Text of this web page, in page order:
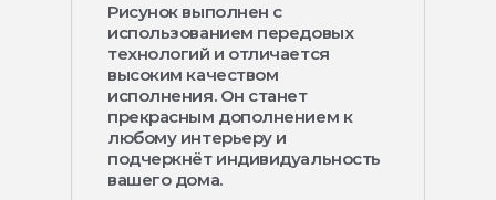
Рисунок выполнен с
использованием передовых
технологий и отличается
высоким качеством
исполнения. Он станет
прекрасным дополнением к
любому интерьеру и
подчеркнёт индивидуальность
вашего дома.